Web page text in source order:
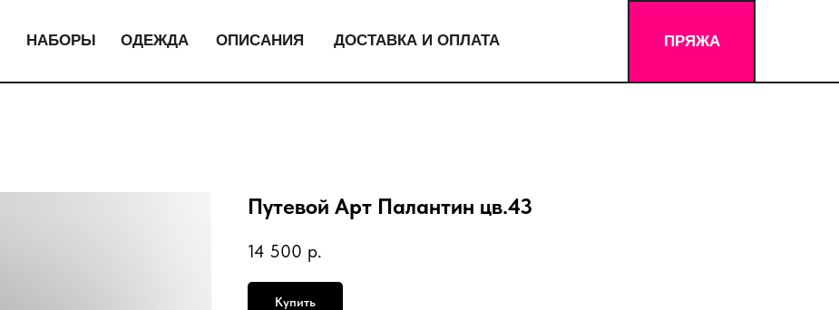
ОДЕЖДА ПРЯЖА
НАБОРЫ ОПИСАНИЯ ДОСТАВКА И ОПЛАТА
Путевой Арт Палантин цв.43
14 500 р.
Купить